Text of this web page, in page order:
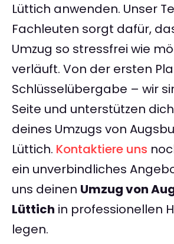
Lüttich anwenden. Unser
Fachleuten sorgt dafür,
Umzug so stressfrei wie
verläuft. Von der ersten
Schlüsselübergabe – wir
Seite und unterstützen
deines Umzugs von
Lüttich. Kontaktiere uns
ein unverbindliches
uns deinen Umzug von
Lüttich in professionellen
legen.